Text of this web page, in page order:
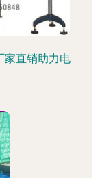
家直销助力电